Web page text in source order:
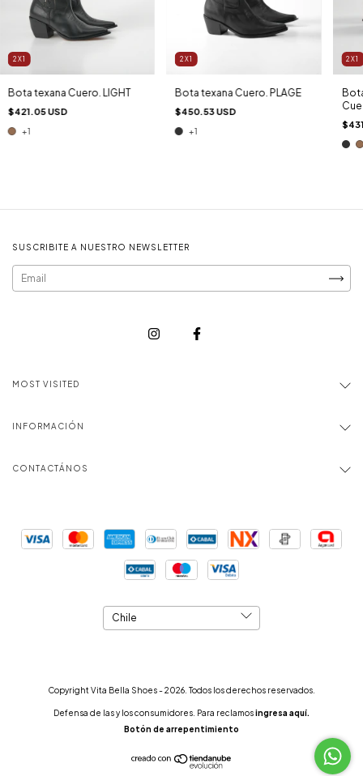
2X1
Bota texana Cuero. LIGHT
$421.05 USD
+1
2X1
Bota texana Cuero. PLAGE
$450.53 USD
+1
2X1
SUSCRIBITE A NUESTRO NEWSLETTER
MOST VISITED
INFORMACIÓN
CONTACTÁNOS
Copyright Vita Bella Shoes - 2026. Todos los derechos reservados.
Defensa de las y los consumidores. Para reclamosingresa aquí.
Botón de arrepentimiento